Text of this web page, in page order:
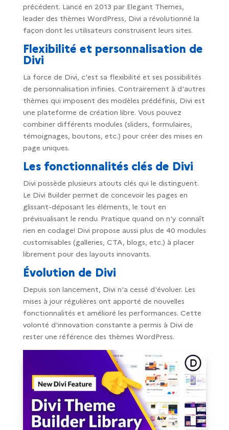
précédent. Lancé en 2013 par Elegant Themes,
leader des thèmes WordPress, Divi a révolutionné la
façon dont les utilisateurs construisent leurs sites.
Flexibilité et personnalisation de
Divi
La force de Divi, c'est sa flexibilité et ses possibilités
de personnalisation infinies. Contrairement à d'autres
thèmes qui imposent des modèles prédéfinis, Divi est
une plateforme de création libre. Vous pouvez
combiner différents modules (sliders, formulaires,
témoignages, boutons, etc.) pour créer des mises en
page uniques.
Les fonctionnalités clés de Divi
Divi possède plusieurs atouts clés qui le distinguent.
Le Divi Builder permet de concevoir les pages en
glissant-déposant les éléments, le tout en
prévisualisant le rendu. Pratique quand on n'y connaît
rien en codage! Divi propose aussi plus de 40 modules
customisables (galleries, CTA, blogs, etc.) à placer
librement pour des layouts innovants.
Évolution de Divi
Depuis son lancement, Divi n'a cessé d'évoluer. Les
mises à jour régulières ont apporté de nouvelles
fonctionnalités et amélioré les performances. Cette
volonté d'innovation constante a permis à Divi de
rester une référence des thèmes WordPress.